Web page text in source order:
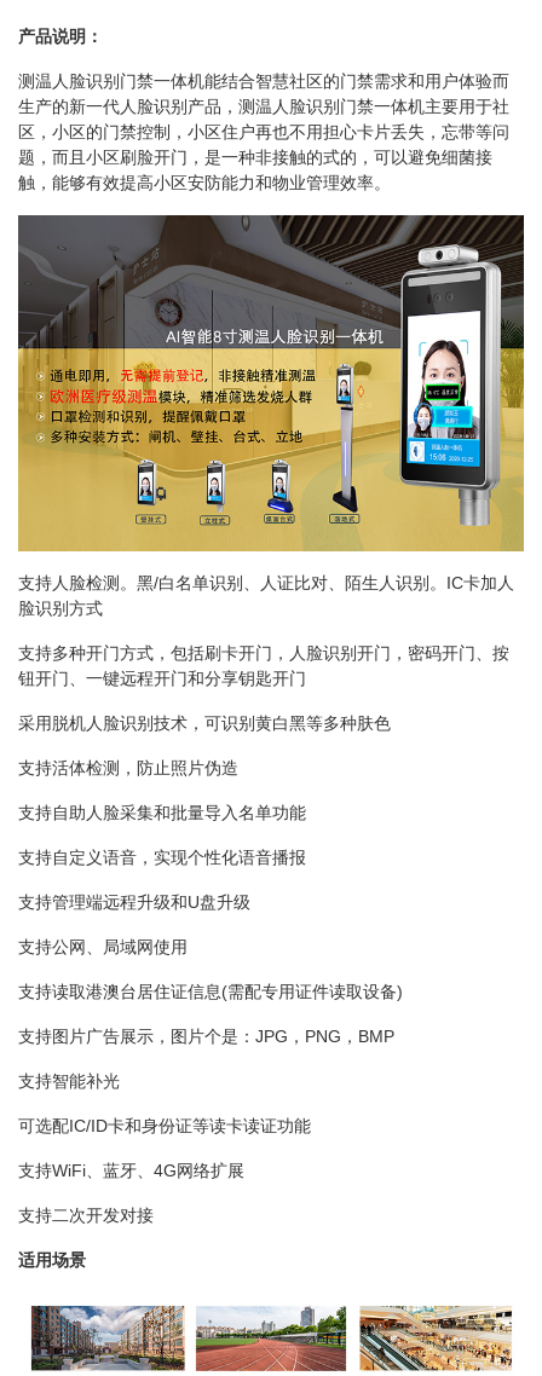
产品说明：
测温人脸识别门禁一体机能结合智慧社区的门禁需求和用户体验而
生产的新一代人脸识别产品，测温人脸识别门禁一体机主要用于社
区，小区的门禁控制，小区住户再也不用担心卡片丢失，忘带等问
题，而且小区刷脸开门，是一种非接触的式的，可以避免细菌接
触，能够有效提高小区安防能力和物业管理效率。
支持人脸检测。黑/白名单识别、人证比对、陌生人识别。IC卡加人
脸识别方式
支持多种开门方式，包括刷卡开门，人脸识别开门，密码开门、按
钮开门、一键远程开门和分享钥匙开门
采用脱机人脸识别技术，可识别黄白黑等多种肤色
支持活体检测，防止照片伪造
支持自助人脸采集和批量导入名单功能
支持自定义语音，实现个性化语音播报
支持管理端远程升级和U盘升级
支持公网、局域网使用
支持读取港澳台居住证信息(需配专用证件读取设备)
支持图片广告展示，图片个是：JPG，PNG，BMP
支持智能补光
可选配IC/ID卡和身份证等读卡读证功能
支持WiFi、蓝牙、4G网络扩展
支持二次开发对接
适用场景